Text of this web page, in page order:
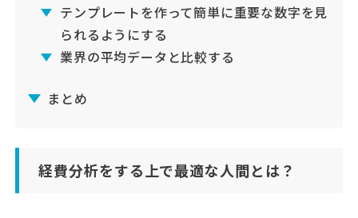
テンプレートを作って簡単に重要な数字を見
られるようにする
業界の平均データと比較する
まとめ
経費分析をする上で最適な人間とは？